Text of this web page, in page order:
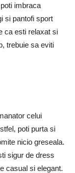
imbraca
si pantofi sport
ca esti relaxat si
trebuie sa eviti
celui
poti purta si
nicio greseala.
sigur de dress
casual si elegant.